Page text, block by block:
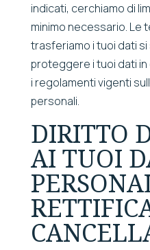
indicati, cerchiamo di
minimo necessario. Le
trasferiamo i tuoi dati
proteggere i tuoi dati
i regolamenti vigenti
personali.
DIRITTO
AI TUOI